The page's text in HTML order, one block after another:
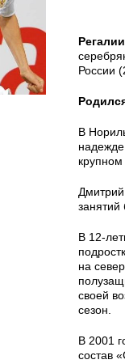
России
В
В 12-
на
своей
сезон.
В 2001
состав